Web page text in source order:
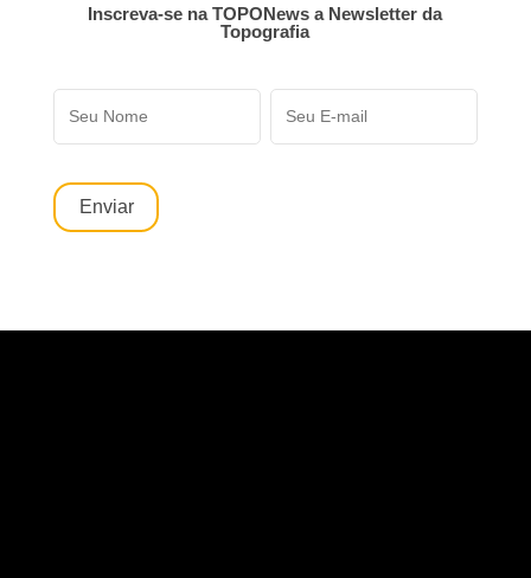
Inscreva-se na TOPONews a Newsletter da
Topografia